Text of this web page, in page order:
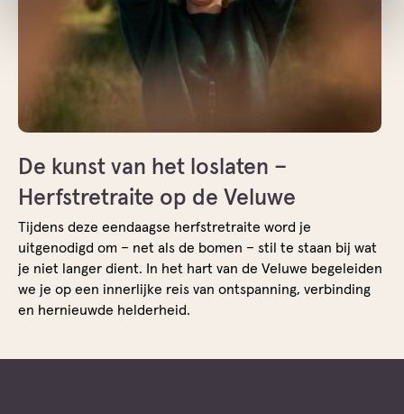
De kunst van het loslaten –
Herfstretraite op de Veluwe
Tijdens deze eendaagse herfstretraite word je
uitgenodigd om – net als de bomen – stil te staan bij wat
je niet langer dient. In het hart van de Veluwe begeleiden
we je op een innerlijke reis van ontspanning, verbinding
en hernieuwde helderheid.